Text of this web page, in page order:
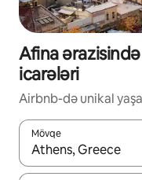
Afina
icarələri
Airbnb-də unikal
Mövqe
Nəticələr varsa,